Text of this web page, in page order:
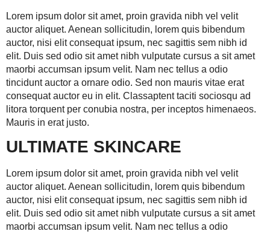
Lorem ipsum dolor sit amet, proin gravida nibh vel velit
auctor aliquet. Aenean sollicitudin, lorem quis bibendum
auctor, nisi elit consequat ipsum, nec sagittis sem nibh id
elit. Duis sed odio sit amet nibh vulputate cursus a sit amet
maorbi accumsan ipsum velit. Nam nec tellus a odio
tincidunt auctor a ornare odio. Sed non mauris vitae erat
consequat auctor eu in elit. Classaptent taciti sociosqu ad
litora torquent per conubia nostra, per inceptos himenaeos.
Mauris in erat justo.
ULTIMATE SKINCARE
Lorem ipsum dolor sit amet, proin gravida nibh vel velit
auctor aliquet. Aenean sollicitudin, lorem quis bibendum
auctor, nisi elit consequat ipsum, nec sagittis sem nibh id
elit. Duis sed odio sit amet nibh vulputate cursus a sit amet
maorbi accumsan ipsum velit. Nam nec tellus a odio